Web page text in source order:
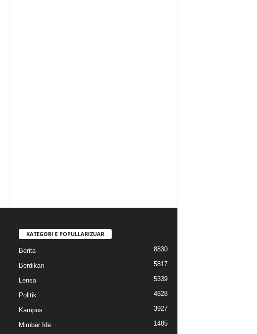
KATEGORI E POPULLARIZUAR
Berita 8830
Berdikari 5817
Lensa 5339
Politik 4828
Kampus 3927
Mimbar Ide 1485